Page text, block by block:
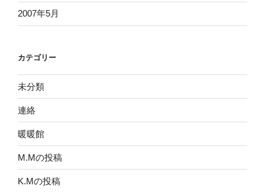
2007年5月
カテゴリー
未分類
連絡
暖暖館
M.Mの投稿
K.Mの投稿